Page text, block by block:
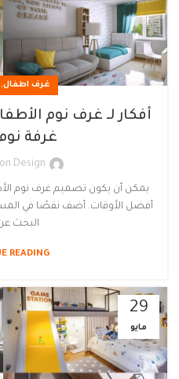
غرف اطفال,
غرفة
Design
يمكن أن يكون تصميم غرف نوم
أفضل الأوقات. أضف نقصًا في
البحث
READING
29
مايو